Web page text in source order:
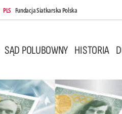
PLS Fundacja Siatkarska Polska
SĄD POLUBOWNY HISTORIA